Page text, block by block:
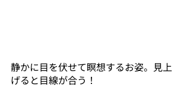
静かに目を伏せて瞑想するお姿。見上
げると目線が合う！